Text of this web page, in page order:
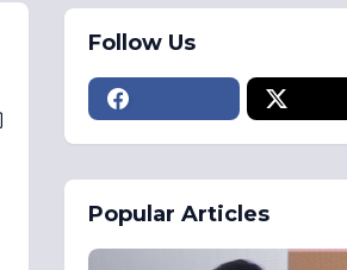
Follow Us
Popular Articles